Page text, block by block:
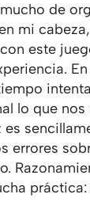
de
mi
este
lo que
errores
práctica: